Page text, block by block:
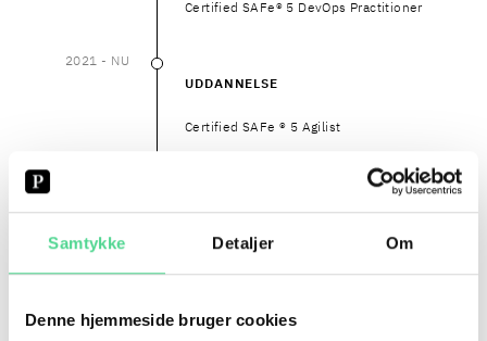
Samtykke Detaljer Om
Denne hjemmeside bruger cookies
Certified SAFe® 5 DevOps Practitioner
2021 - NU
UDDANNELSE
Certified SAFe ® 5 Agilist
2017
Poul Schmith/Kammeradvokaten
2016–2017
KARRIERE